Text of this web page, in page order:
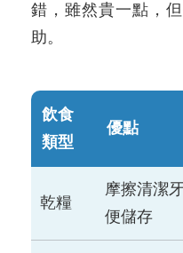
錯，雖然貴一點，
助。
飲食
類型
優點
乾糧
摩擦清潔
便儲存